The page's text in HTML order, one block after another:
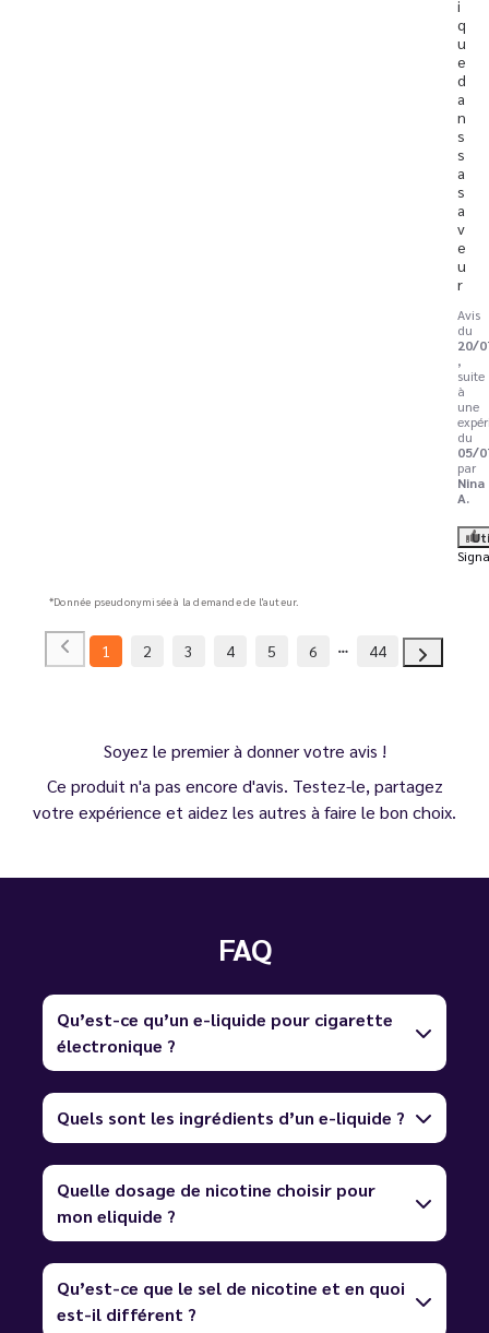
i
q
u
e
d
a
n
s
s
a
s
a
v
e
u
r
Avis
du
20/
,
suite
à
une
du
05/
par
Nina
A.
*Donnée pseudonymisée à la demande de l'auteur.
1 2 3 4 5 6 44
Soyez le premier à donner votre avis !
Ce produit n'a pas encore d'avis. Testez-le, partagez
votre expérience et aidez les autres à faire le bon choix.
FAQ
Qu’est-ce qu’un e-liquide pour cigarette
électronique ?
Quels sont les ingrédients d’un e-liquide ?
Quelle dosage de nicotine choisir pour
mon eliquide ?
Qu’est-ce que le sel de nicotine et en quoi
est-il différent ?